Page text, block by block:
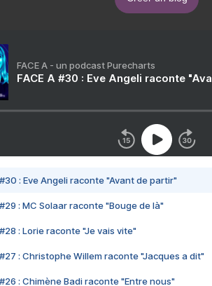
FACE A - un podcast Purecharts
FACE A #30 : Eve Angeli raconte
#30 : Eve Angeli raconte "Avant de partir"
#29 : MC Solaar raconte "Bouge de là"
#28 : Lorie raconte "Je vais vite"
#27 : Christophe Willem raconte "Jacques a dit"
#26 : Chimène Badi raconte "Entre nous"